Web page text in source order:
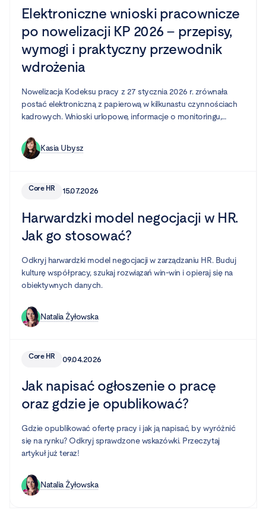
Elektroniczne wnioski pracownicze
po nowelizacji KP 2026 – przepisy,
wymogi i praktyczny przewodnik
wdrożenia
Nowelizacja Kodeksu pracy z 27 stycznia 2026 r. zrównała
postać elektroniczną z papierową w kilkunastu czynnościach
kadrowych. Wnioski urlopowe, informacje o monitoringu,
wydruku i podpisu. Ale „można" nie znaczy „wystarczy wysłać
maila". Poniżej wyjaśniamy, co dokładnie obejmuje zmiana, jakie
Kasia Ubysz
Core HR 15.07.2026
Harwardzki model negocjacji w HR.
Jak go stosować?
Odkryj harwardzki model negocjacji w zarządzaniu HR. Buduj
kulturę współpracy, szukaj rozwiązań win-win i opieraj się na
obiektywnych danych.
Natalia Żyłowska
Core HR 09.04.2026
Jak napisać ogłoszenie o pracę
oraz gdzie je opublikować?
Gdzie opublikować ofertę pracy i jak ją napisać, by wyróżnić
się na rynku? Odkryj sprawdzone wskazówki. Przeczytaj
artykuł już teraz!
Natalia Żyłowska